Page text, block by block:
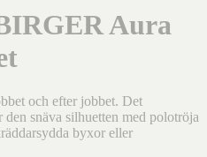
Aura
och efter jobbet. Det
snäva silhuetten med polotröja
byxor eller